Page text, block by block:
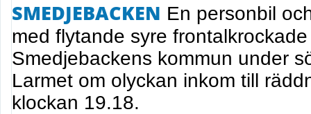
SMEDJEBACKEN En personbil
med flytande syre
Smedjebackens kommun under
Larmet om olyckan inkom till
klockan 19.18.